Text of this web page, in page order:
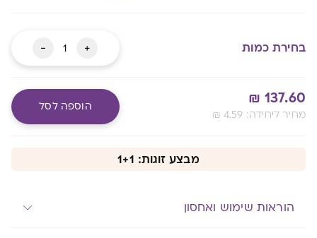
בחירת כמות +
כמות
של
יומי
ברזל
COMFORT
-
₪ 137.60
₪ 4.59 :מחיר ליחידה
הוספה לסל
מבצע זוגות: 1+1
הוראות שימוש ואחסון